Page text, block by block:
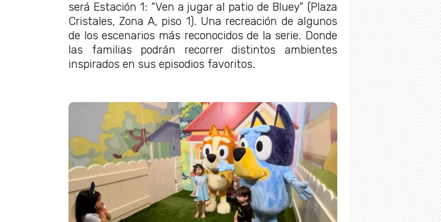
será Estación 1: “Ven a jugar al patio de Bluey” (Plaza
Cristales, Zona A, piso 1). Una recreación de algunos
de los escenarios más reconocidos de la serie. Donde
las familias podrán recorrer distintos ambientes
inspirados en sus episodios favoritos.